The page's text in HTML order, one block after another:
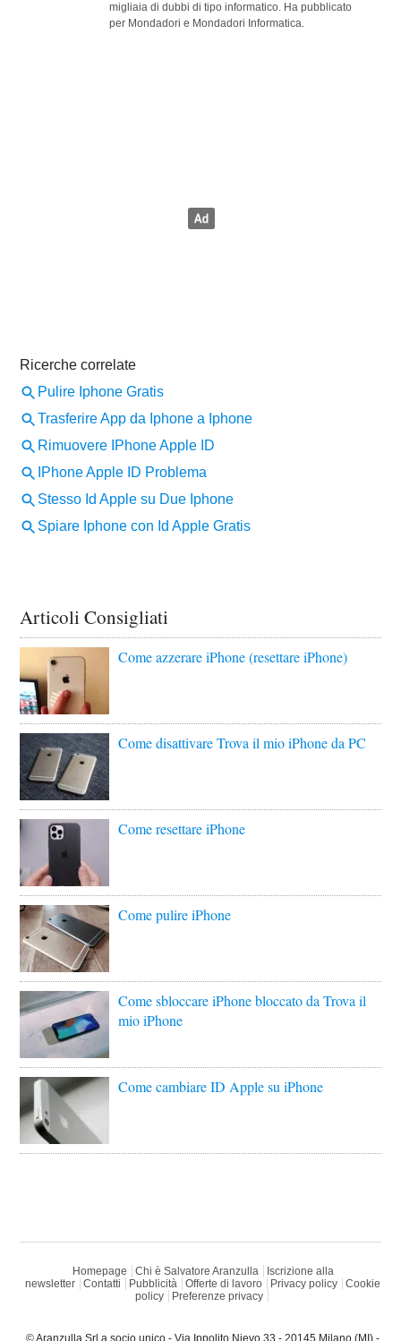
migliaia di dubbi di tipo informatico. Ha pubblicato
per Mondadori e Mondadori Informatica.
Articoli Consigliati
Come azzerare iPhone (resettare iPhone)
Come disattivare Trova il mio iPhone da PC
Come resettare iPhone
Come pulire iPhone
Come sbloccare iPhone bloccato da Trova il
mio iPhone
Come cambiare ID Apple su iPhone
Homepage Chi è Salvatore Aranzulla
Iscrizione alla
newsletter
Contatti Pubblicità Offerte di lavoro Privacy policy
Cookie
policy
Preferenze privacy